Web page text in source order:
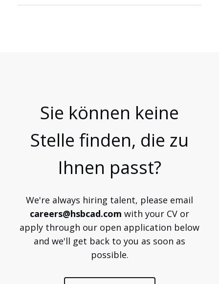
Über uns
Sie können keine
Stelle finden, die zu
Ihnen passt?
We're always hiring talent, please email
careers@hsbcad.com with your CV or
apply through our open application below
and we'll get back to you as soon as
possible.